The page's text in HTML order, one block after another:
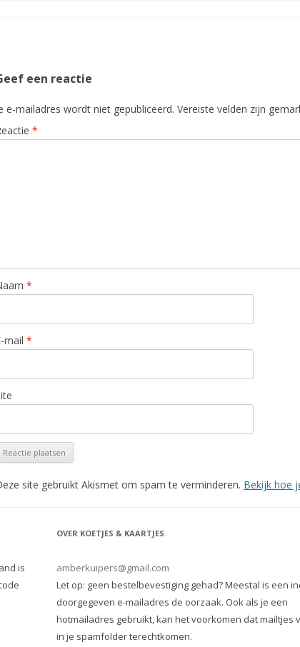
een reactie
e-mailadres wordt niet gepubliceerd. Vereiste velden zijn
*
*
mail *
site gebruikt Akismet om spam te verminderen. Bekijk hoe
is
OVER KOETJES & KAARTJES
amberkuipers@gmail.com
Let op: geen bestelbevestiging gehad? Meestal is een
doorgegeven e-mailadres de oorzaak. Ook als je een
hotmailadres gebruikt, kan het voorkomen dat mailtjes
in je spamfolder terechtkomen.